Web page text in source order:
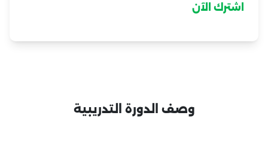
اشترك الآن
وصف الدورة التدريبية